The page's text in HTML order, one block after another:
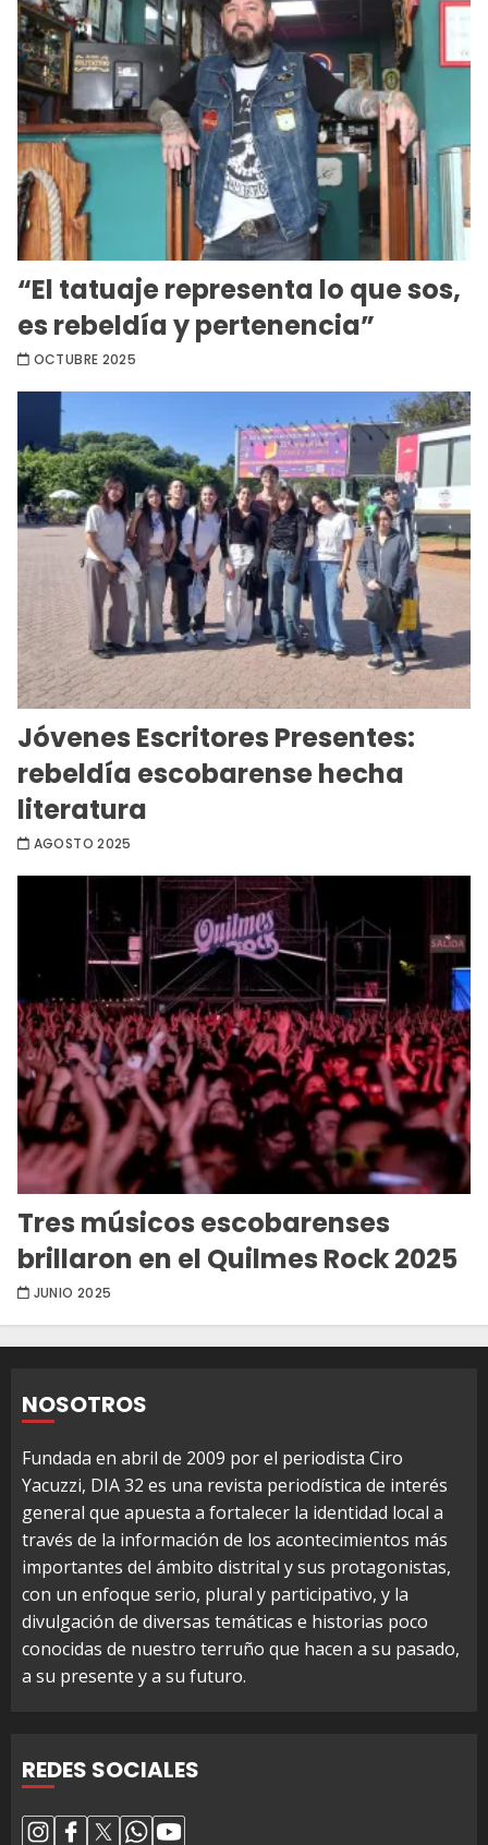
“El tatuaje representa lo que sos,
es rebeldía y pertenencia”
OCTUBRE 2025
Jóvenes Escritores Presentes:
rebeldía escobarense hecha
literatura
AGOSTO 2025
Tres músicos escobarenses
brillaron en el Quilmes Rock 2025
JUNIO 2025
NOSOTROS
Fundada en abril de 2009 por el periodista Ciro
Yacuzzi, DIA 32 es una revista periodística de interés
general que apuesta a fortalecer la identidad local a
través de la información de los acontecimientos más
importantes del ámbito distrital y sus protagonistas,
con un enfoque serio, plural y participativo, y la
divulgación de diversas temáticas e historias poco
conocidas de nuestro terruño que hacen a su pasado,
a su presente y a su futuro.
REDES SOCIALES